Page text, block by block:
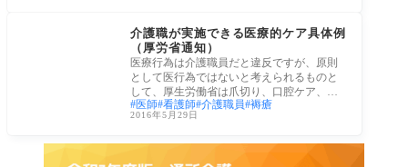
介護職が実施できる医療的ケア具体例
（厚労省通知）
医療行為は介護職員だと違反ですが、原則
として医行為ではないと考えられるものと
して、厚生労働省は爪切り、口腔ケア、一
部の褥
医師 看護師 介護職員 褥瘡
2016年5月29日